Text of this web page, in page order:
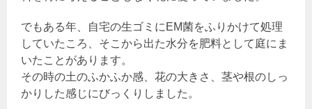
でもある年、自宅の生ゴミにEM菌をふりかけて処理
していたころ、そこから出た水分を肥料として庭にま
いたことがあります。
その時の土のふかふか感、花の大きさ、茎や根のしっ
かりした感じにびっくりしました。